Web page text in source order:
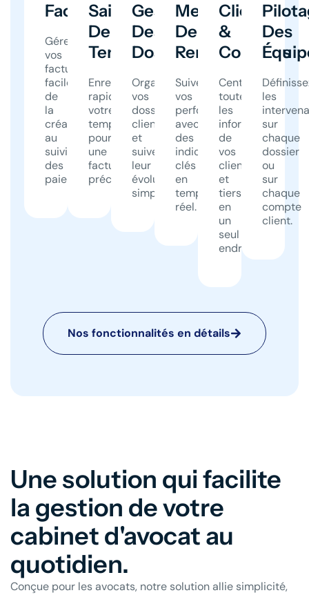
Facturation
Gérez
vos
factures
facilement,
de
la
création
au
suivi
des
paiements.
Saisie
De
Temps
Enregistrez
rapidement
votre
temps
pour
une
facturation
précise.
Gestion
Des
Dossiers
Organisez
vos
dossiers
clients
et
suivez
leur
évolution
simplement.
Mesure
De
Rentabilité
Suivez
vos
performances
avec
des
indicateurs
clés
en
temps
réel.
Clients
&
Contacts
Centralisez
toutes
les
informations
de
vos
clients
et
tiers
en
un
seul
endroit.
Des
les
sur
chaque
dossier
ou
sur
chaque
compte
client.
Nos fonctionnalités en détails
Une solution qui facilite
la gestion de votre
cabinet d'avocat au
quotidien.
Conçue pour les avocats, notre solution allie simplicité,